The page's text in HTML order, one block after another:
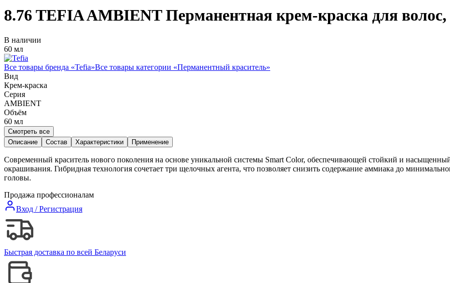
8.76 TEFIA AMBIENT Перманентная крем-краска для
В наличии
60 мл
Все товары бренда «Tefia»Все товары категории «Перманентный краситель»
Вид
Крем-краска
Серия
AMBIENT
Объём
60 мл
Смотреть все
Описание
Состав Характеристики Применение
Современный краситель нового поколения на основе уникальной системы Smart Color, обеспечивающей стойкий и
окрашивания. Гибридная технология сочетает три щелочных агента, что позволяет снизить содержание аммиака до
головы.
Продажа профессионалам
Вход / Регистрация
Быстрая доставка по всей Беларуси